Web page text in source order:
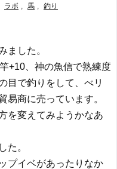
ラボ , 馬 , 釣り
ました。
+10、神の魚信で熟練度
目で釣りをして、べリ
易商に売っています。
を変えてみようかなあ
た。
プイベがあったりなか